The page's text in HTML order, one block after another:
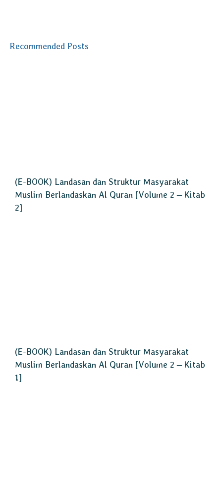
Recommended Posts
(E-BOOK) Landasan dan Struktur Masyarakat
Muslim Berlandaskan Al Quran [Volume 2 – Kitab
2]
(E-BOOK) Landasan dan Struktur Masyarakat
Muslim Berlandaskan Al Quran [Volume 2 – Kitab
1]